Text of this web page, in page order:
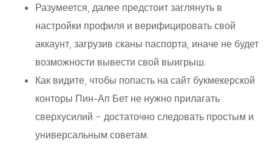
Разумеется, далее предстоит заглянуть в
настройки профиля и верифицировать свой
аккаунт, загрузив сканы паспорта, иначе не будет
возможности вывести свой выигрыш.
Как видите, чтобы попасть на сайт букмекерской
конторы Пин-Ап Бет не нужно прилагать
сверхусилий − достаточно следовать простым и
универсальным советам.